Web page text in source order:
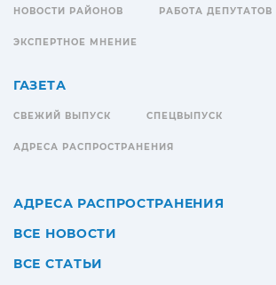
НОВОСТИ РАЙОНОВ РАБОТА ДЕПУТАТОВ
ЭКСПЕРТНОЕ МНЕНИЕ
ГАЗЕТА
СВЕЖИЙ ВЫПУСК СПЕЦВЫПУСК
АДРЕСА РАСПРОСТРАНЕНИЯ
АДРЕСА РАСПРОСТРАНЕНИЯ
ВСЕ НОВОСТИ
ВСЕ СТАТЬИ